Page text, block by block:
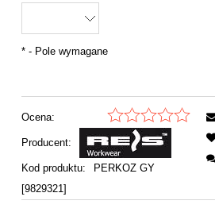
*- Pole wymagane
Ocena:
Producent:
Kod produktu:
PERKOZ GY
[9829321]